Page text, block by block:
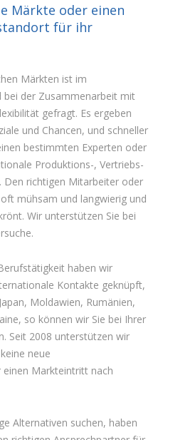
Märkte oder einen
für ihr
Märkten ist im
bei der Zusammenarbeit mit
gefragt. Es ergeben
und Chancen, und schneller
bestimmten Experten oder
Produktions-, Vertriebs-
richtigen Mitarbeiter oder
mühsam und langwierig und
Wir unterstützen Sie bei
haben wir
Kontakte geknüpft,
Moldawien, Rumänien,
so können wir Sie bei Ihrer
Seit 2008 unterstützen wir
neue
einen Markteintritt nach
Alternativen suchen, haben